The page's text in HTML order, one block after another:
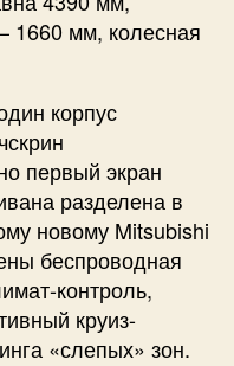
1660 мм, колесная
корпус
первый экран
разделена в
новому Mitsubishi
беспроводная
контроль,
круиз-
«слепых» зон.